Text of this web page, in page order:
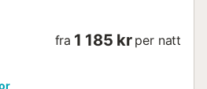
fra 1 185 kr per natt